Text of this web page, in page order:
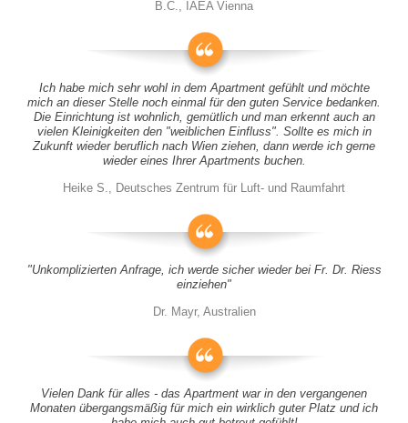
B.C., IAEA Vienna
Ich habe mich sehr wohl in dem Apartment gefühlt und möchte
mich an dieser Stelle noch einmal für den guten Service bedanken.
Die Einrichtung ist wohnlich, gemütlich und man erkennt auch an
vielen Kleinigkeiten den "weiblichen Einfluss". Sollte es mich in
Zukunft wieder beruflich nach Wien ziehen, dann werde ich gerne
wieder eines Ihrer Apartments buchen.
Heike S., Deutsches Zentrum für Luft- und Raumfahrt
"Unkomplizierten Anfrage, ich werde sicher wieder bei Fr. Dr. Riess
einziehen"
Dr. Mayr, Australien
Vielen Dank für alles - das Apartment war in den vergangenen
Monaten übergangsmäßig für mich ein wirklich guter Platz und ich